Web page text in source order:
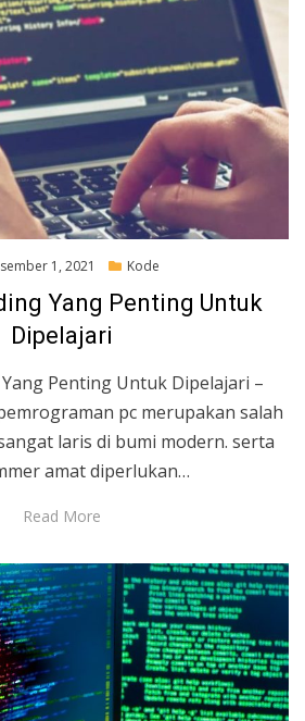
1, 2021 Kode
Yang Penting Untuk
Dipelajari
Penting Untuk Dipelajari –
pc merupakan salah
laris di bumi modern. serta
amat diperlukan…
Read More